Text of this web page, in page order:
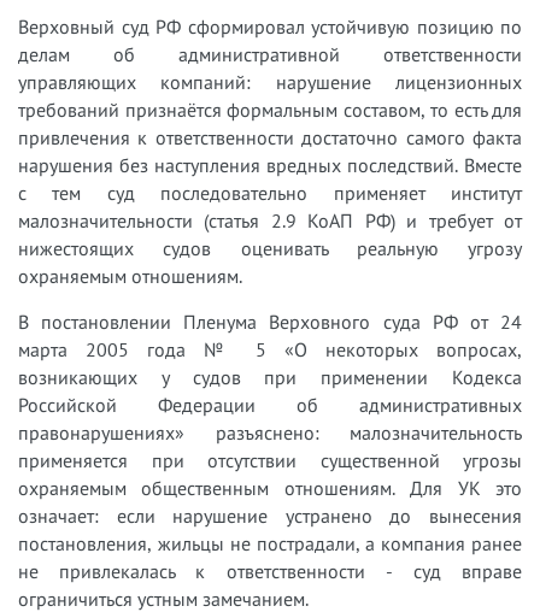
Верховный суд РФ сформировал устойчивую позицию по
делам об административной ответственности
управляющих компаний: нарушение лицензионных
требований признаётся формальным составом, то есть для
привлечения к ответственности достаточно самого факта
нарушения без наступления вредных последствий. Вместе
с тем суд последовательно применяет институт
малозначительности (статья 2.9 КоАП РФ) и требует от
нижестоящих судов оценивать реальную угрозу
охраняемым отношениям.
В постановлении Пленума Верховного суда РФ от 24
марта 2005 года № 5 «О некоторых вопросах,
возникающих у судов при применении Кодекса
Российской Федерации об административных
правонарушениях» разъяснено: малозначительность
применяется при отсутствии существенной угрозы
охраняемым общественным отношениям. Для УК это
означает: если нарушение устранено до вынесения
постановления, жильцы не пострадали, а компания ранее
не привлекалась к ответственности - суд вправе
ограничиться устным замечанием.